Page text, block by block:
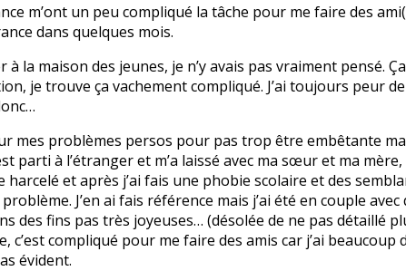
m’ont un peu compliqué la tâche pour me faire des
dans quelques mois.
à la maison des jeunes, je n’y avais pas vraiment pensé.
je trouve ça vachement compliqué. J’ai toujours peur
mes problèmes persos pour pas trop être embêtante
parti à l’étranger et m’a laissé avec ma sœur et ma
harcelé et après j’ai fais une phobie scolaire et des
J’en ai fais référence mais j’ai été en couple
des fins pas très joyeuses… (désolée de ne pas détaillé
compliqué pour me faire des amis car j’ai
évident.